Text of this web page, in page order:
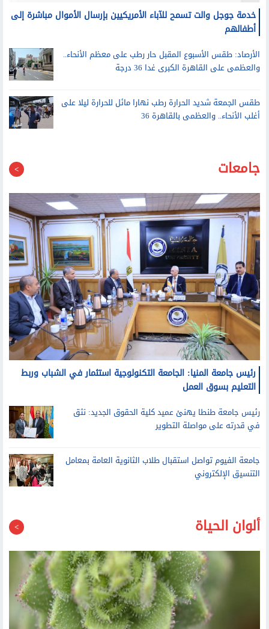
خدمة جوجل والت تسمح للآباء الأمريكيين بإرسال الأموال مباشرة إلى
أطفالهم
والعظمى على القاهرة الكبرى غدا 36 درجة
أغلب الأنحاء.. والعظمى بالقاهرة 36
جامعات
رئيس جامعة المنيا: الجامعة التكنولوجية استثمار في الشباب وربط
التعليم بسوق العمل
في قدرته على مواصلة التطوير
التنسيق الإلكتروني
ألوان الحياة